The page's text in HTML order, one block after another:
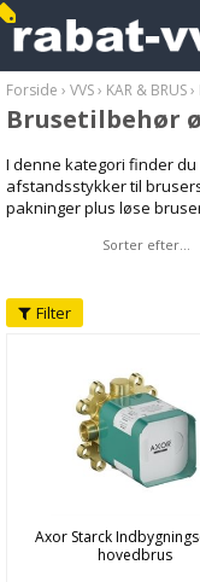
Forside › VVS› KAR & BRUS›
Brusetilbehør
I denne kategori finder
afstandsstykker til
pakninger plus løse
Sorter efter...
Filter
Axor Starck
hovedbrus